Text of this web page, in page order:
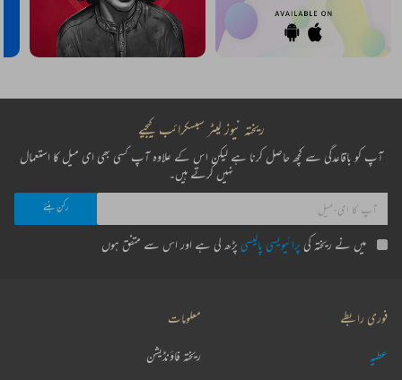
ریختہ نیوز لیٹر سبسکرائب کیجیے
آپ کو باقاعدگی سے کچھ حاصل کرنا ہے لیکن اس کے علاوہ آپ کسی بھی ای میل کا استعمال
نہیں کرتے ہیں۔
میں نے ریختہ کی پرائیویسی پالیسی پڑھ لی ہے اور اس سے متفق ہوں
فوری رابطے
عطیہ
معلومات
ریختہ فاؤنڈیشن